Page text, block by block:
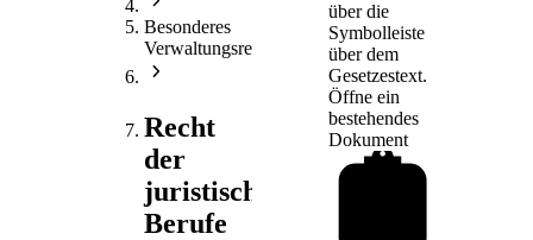
Besonderes
Verwaltungsrecht
Recht
der
juristischen
Berufe
über die
Symbolleiste
über dem
Gesetzestext.
Öffne ein
bestehendes
Dokument